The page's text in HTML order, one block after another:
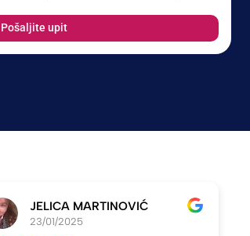
Pošaljite upit
JELICA MARTINOVIĆ
23/01/2025